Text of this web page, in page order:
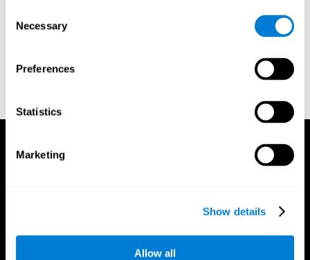
Selection
Necessary
Preferences
Statistics
Marketing
Show details
Allow all
Psychologica, 30, 412–431. https://doi.org/10.1016/0001-
information under conditions approaching a steady state.